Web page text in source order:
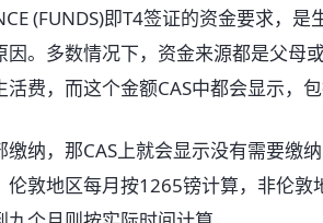
(FUNDS)即T4签证的资金要求，
因。多数情况下，资金来源都是父母
费，而这个金额CAS中都会显示，
缴纳，那CAS上就会显示没有需要缴
伦敦地区每月按1265镑计算，非伦